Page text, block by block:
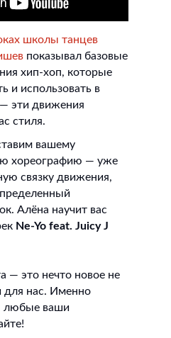
школы танцев
показывал базовые
хип-хоп, которые
и использовать в
— эти движения
стиля.
вашему
хореографию — уже
связку движения,
Алёна научит вас
Ne-Yo feat. Juicy J
— это нечто новое не
для нас. Именно
любые ваши